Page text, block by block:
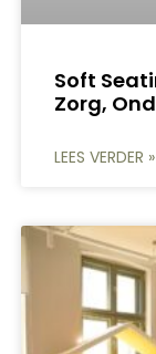
Soft
Zorg,
LEES VERDER »